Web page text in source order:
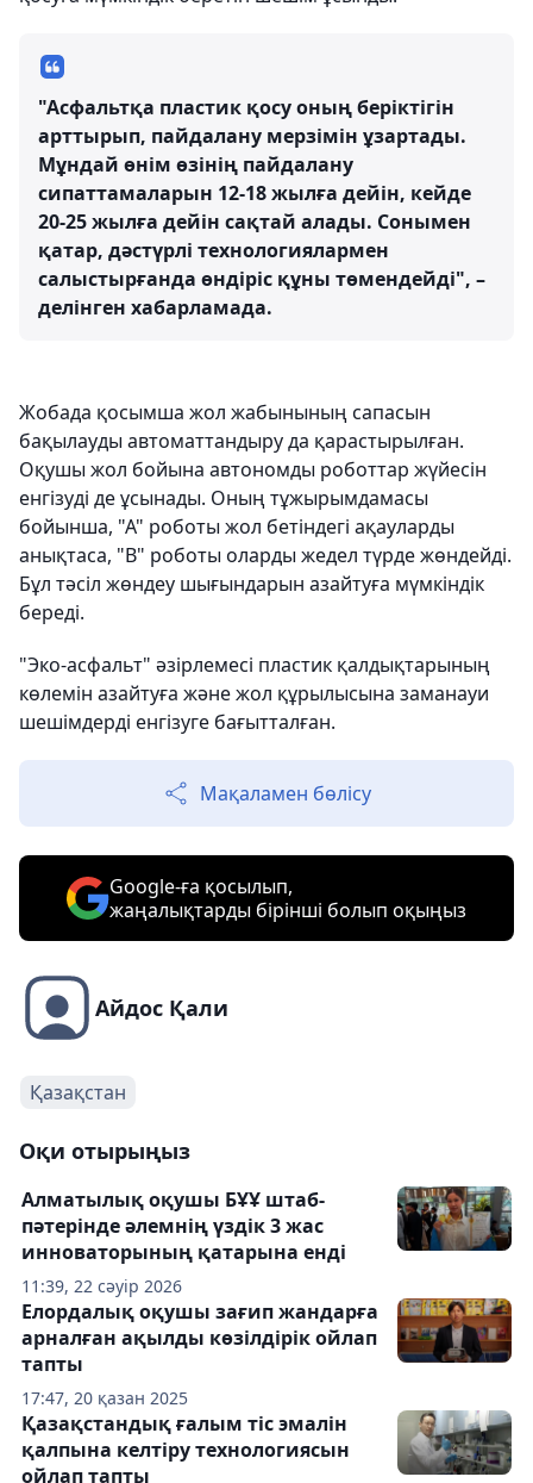
"Асфальтқа пластик қосу оның беріктігін
арттырып, пайдалану мерзімін ұзартады.
Мұндай өнім өзінің пайдалану
сипаттамаларын 12-18 жылға дейін, кейде
20-25 жылға дейін сақтай алады. Сонымен
қатар, дәстүрлі технологиялармен
салыстырғанда өндіріс құны төмендейді", –
делінген хабарламада.
Жобада қосымша жол жабынының сапасын
бақылауды автоматтандыру да қарастырылған.
Оқушы жол бойына автономды роботтар жүйесін
енгізуді де ұсынады. Оның тұжырымдамасы
бойынша, "А" роботы жол бетіндегі ақауларды
анықтаса, "В" роботы оларды жедел түрде жөндейді.
Бұл тәсіл жөндеу шығындарын азайтуға мүмкіндік
береді.
"Эко-асфальт" әзірлемесі пластик қалдықтарының
көлемін азайтуға және жол құрылысына заманауи
шешімдерді енгізуге бағытталған.
Мақаламен бөлісу
Google-ға қосылып,
жаңалықтарды бірінші болып оқыңыз
Айдос Қали
Қазақстан
Оқи отырыңыз
11:39, 22 сәуір 2026
Алматылық оқушы БҰҰ штаб-
пәтерінде әлемнің үздік 3 жас
инноваторының қатарына енді
17:47, 20 қазан 2025
Елордалық оқушы зағип жандарға
арналған ақылды көзілдірік ойлап
тапты
Қазақстандық ғалым тіс эмалін
қалпына келтіру технологиясын
ойлап тапты